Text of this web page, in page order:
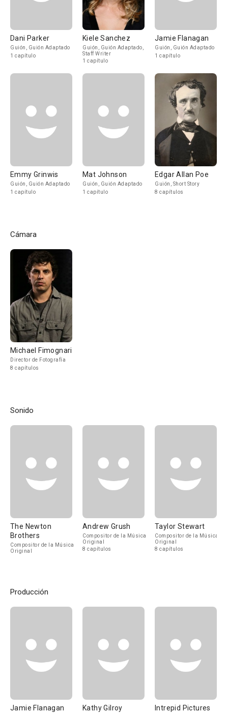
Dani Parker
Guión, Guión Adaptado
1 capítulo
Kiele Sanchez
Guión, Guión Adaptado,
Staff Writer
1 capítulo
Jamie Flanagan
Guión, Guión Adaptado
1 capítulo
Emmy Grinwis
Guión, Guión Adaptado
1 capítulo
Mat Johnson
Guión, Guión Adaptado
1 capítulo
Edgar Allan Poe
Guión, Short Story
8 capítulos
Cámara
Michael Fimognari
Director de Fotografía
8 capítulos
Sonido
The Newton
Brothers
Compositor de la Música
Original
Andrew Grush
Compositor de la Música
Original
8 capítulos
Taylor Stewart
Compositor de la Música
Original
8 capítulos
Producción
Jamie Flanagan Kathy Gilroy Intrepid Pictures